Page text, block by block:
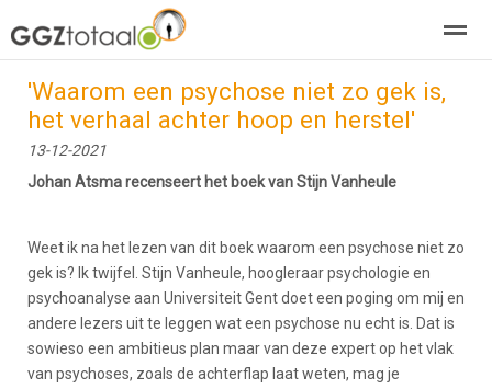
over GGZTotaal abonneren agenda adverteren
Home Nieuws Zoeken Pagina's
'Waarom een psychose niet zo gek is,
het verhaal achter hoop en herstel'
13-12-2021
Johan Atsma recenseert het boek van Stijn Vanheule
Weet ik na het lezen van dit boek waarom een psychose niet zo
gek is? Ik twijfel. Stijn Vanheule, hoogleraar psychologie en
psychoanalyse aan Universiteit Gent doet een poging om mij en
andere lezers uit te leggen wat een psychose nu echt is. Dat is
sowieso een ambitieus plan maar van deze expert op het vlak
van psychoses, zoals de achterflap laat weten, mag je